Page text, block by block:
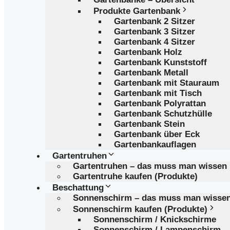
Produkte Gartenbank
Gartenbank 2 Sitzer
Gartenbank 3 Sitzer
Gartenbank 4 Sitzer
Gartenbank Holz
Gartenbank Kunststoff
Gartenbank Metall
Gartenbank mit Stauraum
Gartenbank mit Tisch
Gartenbank Polyrattan
Gartenbank Schutzhülle
Gartenbank Stein
Gartenbank über Eck
Gartenbankauflagen
Gartentruhen
Gartentruhen – das muss man wissen
Gartentruhe kaufen (Produkte)
Beschattung
Sonnenschirm – das muss man
Sonnenschirm kaufen (Produkte)
Sonnenschirm / Knickschirme